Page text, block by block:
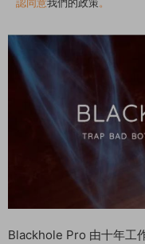
Blackhole Pro 由十年工